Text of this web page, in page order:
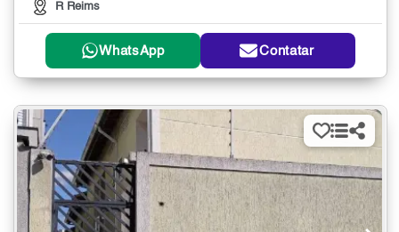
R Reims
WhatsApp Contatar